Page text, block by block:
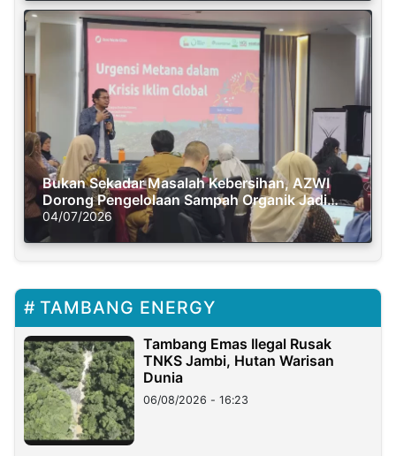
Bukan Sekadar Masalah Kebersihan, AZWI
Dorong Pengelolaan Sampah Organik Jadi
Solusi Krisis Iklim
04/07/2026
TAMBANG ENERGY
Tambang Emas Ilegal Rusak
TNKS Jambi, Hutan Warisan
Dunia
06/08/2026 - 16:23